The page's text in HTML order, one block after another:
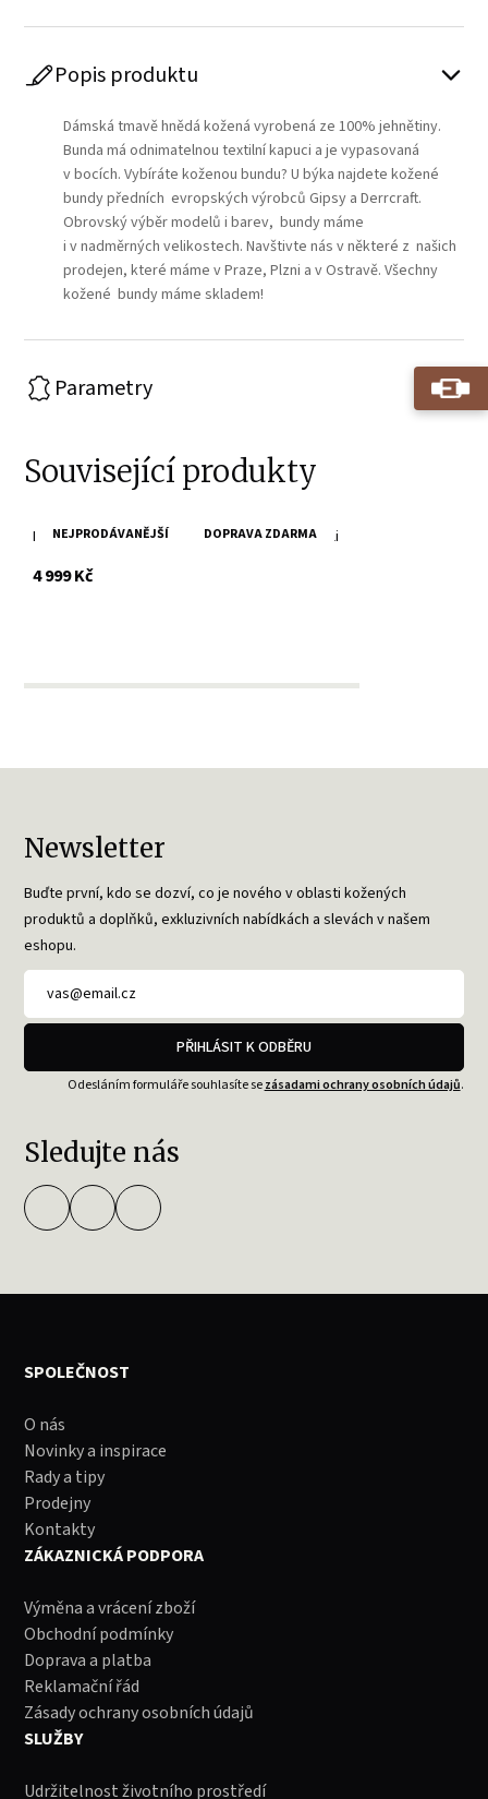
Popis produktu
Dámská tmavě hnědá kožená vyrobená ze 100% jehnětiny.
Bunda má odnimatelnou textilní kapuci a je vypasovaná
v bocích. Vybíráte koženou bundu? U býka najdete kožené
bundy předních evropských výrobců Gipsy a Derrcraft.
Obrovský výběr modelů i barev, bundy máme
i v nadměrných velikostech. Navštivte nás v některé z našich
prodejen, které máme v Praze, Plzni a v Ostravě. Všechny
kožené bundy máme skladem!
Parametry
Související produkty
NEJPRODÁVANĚJŠÍ DOPRAVA ZDARMA
Dámská bunda s límcem v barvě koňak MWWalli
4 999 Kčs DPH
Newsletter
Buďte první, kdo se dozví, co je nového v oblasti kožených
produktů a doplňků, exkluzivních nabídkách a slevách v našem
eshopu.
PŘIHLÁSIT K ODBĚRU
Odesláním formuláře souhlasíte sezásadami ochrany osobních údajů.
Sledujte nás
SPOLEČNOST
O nás
Novinky a inspirace
Rady a tipy
Prodejny
Kontakty
ZÁKAZNICKÁ PODPORA
Výměna a vrácení zboží
Obchodní podmínky
Doprava a platba
Reklamační řád
Zásady ochrany osobních údajů
SLUŽBY
Udržitelnost životního prostředí